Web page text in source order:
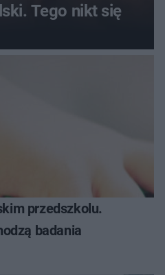
Tego nikt się
przedszkolu.
badania